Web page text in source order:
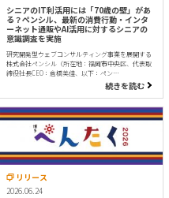
シニアのIT利活用には「70歳の壁」があ
る？ペンシル、最新の消費行動・インタ
ーネット通販やAI活用に対するシニアの
意識調査を実施
研究開発型ウェブコンサルティング事業を展開する
株式会社ペンシル（所在地：福岡市中央区、代表取
締役社長CEO：倉橋美佳、以下：ペン…
続きを読む
リリース
2026.06.24